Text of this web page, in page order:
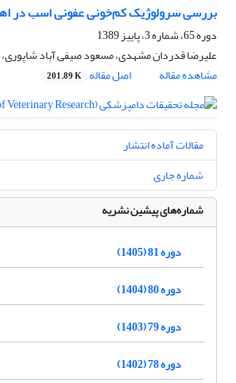
بررسی سرولوژیک کم‌‌خونی عفونی اسب در
دوره 65، شماره 3، پاییز 1389
علیرضا قدردان مشهدی، مسعود صیفی آباد شاپوری،
مشاهده مقاله
اصل مقاله 201.89 K
مقالات آماده انتشار
شماره جاری
شماره‌های پیشین نشریه
دوره 81 (1405)
دوره 80 (1404)
دوره 79 (1403)
دوره 78 (1402)